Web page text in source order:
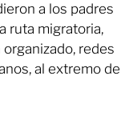
a los padres
ruta migratoria,
redes
al extremo de